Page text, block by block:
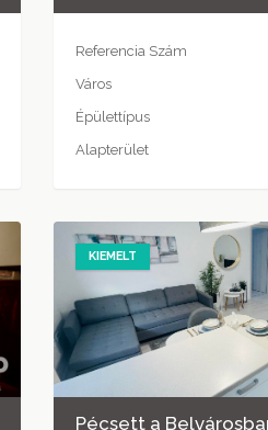
Referencia Szám
Város
Épülettípus
Alapterület
KIEMELT